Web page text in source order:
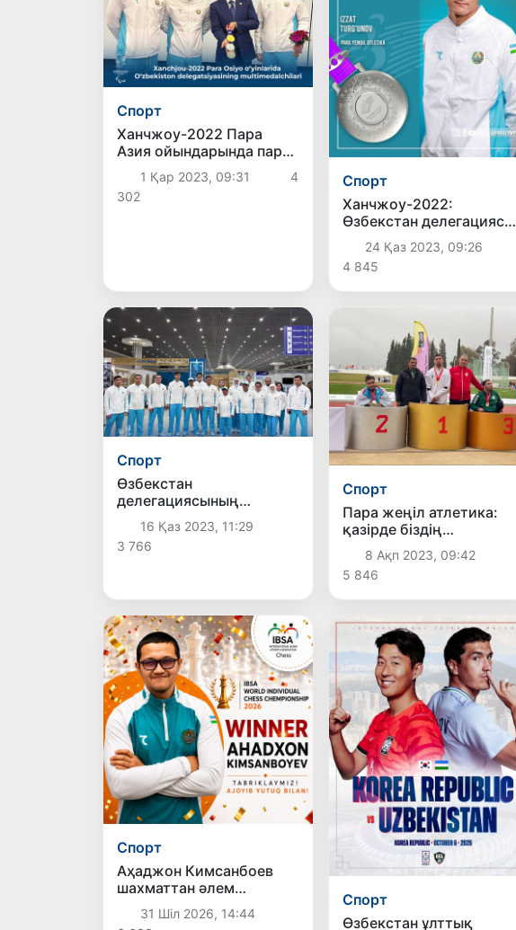
Спорт
Ханчжоу-2022 Пара
Азия ойындарында пара
атлетшілеріміз өз
тарихында ең көп
медаль жеңіп алды
1 Қар 2023, 09:31
4
302
Спорт
Ханчжоу-2022:
Өзбекстан делегациясы
үшін күн алтын
медальмен басталды
24 Қаз 2023, 09:26
4 845
Спорт
Өзбекстан
делегациясының
алғашқы тобы
Ханчжоуға кетті
16 Қаз 2023, 11:29
3 766
Спорт
Пара жеңіл атлетика:
қазірде біздің
спортшыларда 7 медаль
бар!8 Ақп 2023, 09:42
5 846
Спорт
Аҳаджон Кимсанбоев
шахматтан әлем
чемпионы атанды
31 Шіл 2026, 14:44
Спорт
Өзбекстан ұлттық